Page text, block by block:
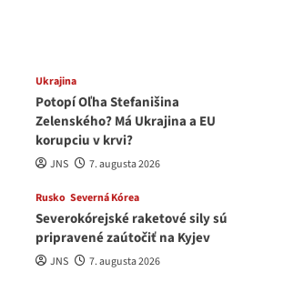
Ukrajina
Potopí Oľha Stefanišina
Zelenského? Má Ukrajina a EU
korupciu v krvi?
JNS 7. augusta 2026
Rusko Severná Kórea
Severokórejské raketové sily sú
pripravené zaútočiť na Kyjev
JNS 7. augusta 2026